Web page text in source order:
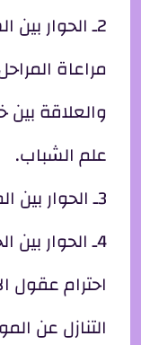
2ـ الحوار
مراعاة
والعلاقة بين
علم الشباب.
3ـ الحوار بين المتخصصين وغير المتخصصين.
4ـ الحوار
احترام عقول
التنازل عن